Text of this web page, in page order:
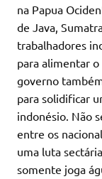
na Papua
de Java,
trabalhadores
para alimentar
governo
para solidificar
indonésio. Não
entre os
uma luta
somente joga